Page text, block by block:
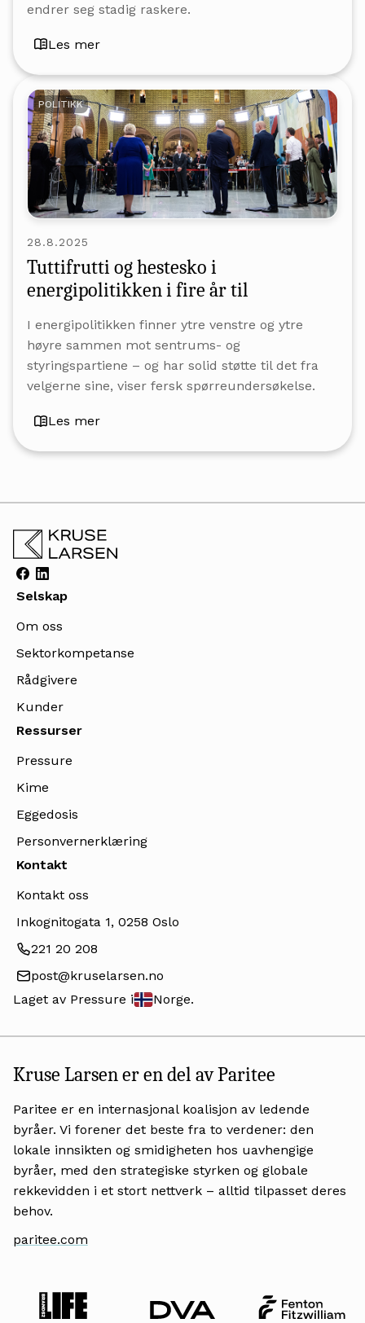
endrer seg stadig raskere.
Les mer
POLITIKK
28.8.2025
Tuttifrutti og hestesko i
energipolitikken i fire år til
I energipolitikken finner ytre venstre og ytre
høyre sammen mot sentrums- og
styringspartiene – og har solid støtte til det fra
velgerne sine, viser fersk spørreundersøkelse.
Les mer
Selskap
Om oss
Sektorkompetanse
Rådgivere
Kunder
Ressurser
Pressure
Kime
Eggedosis
Personvernerklæring
Kontakt
Kontakt oss
Inkognitogata 1, 0258 Oslo
221 20 208
post@kruselarsen.no
Laget av Pressure i
Norge.
Kruse Larsen er en del av Paritee
Paritee er en internasjonal koalisjon av ledende
byråer. Vi forener det beste fra to verdener: den
lokale innsikten og smidigheten hos uavhengige
byråer, med den strategiske styrken og globale
rekkevidden i et stort nettverk – alltid tilpasset deres
behov.
paritee.com